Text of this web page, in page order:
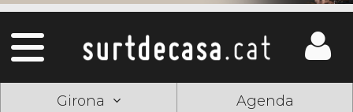
Girona Agenda